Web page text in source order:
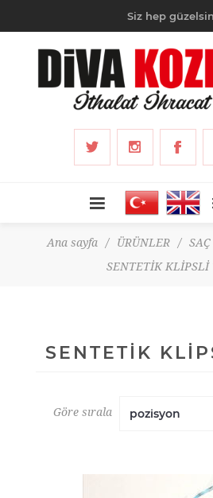
Siz hep
Ana sayfa / ÜRÜNLER /
SENTETİK KLİPSLİ
SENTETİK
Göre sırala